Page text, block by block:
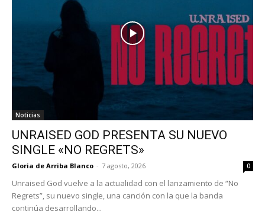
Noticias
UNRAISED GOD PRESENTA SU NUEVO
SINGLE «NO REGRETS»
Gloria de Arriba Blanco - 7 agosto, 2026 0
Unraised God vuelve a la actualidad con el lanzamiento de “No
Regrets”, su nuevo single, una canción con la que la banda
continúa desarrollando...